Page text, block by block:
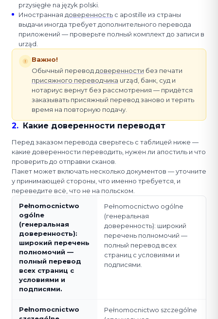
przysięgłe na język polski.
Иностранная доверенность с apostille из страны
выдачи иногда требует дополнительного перевода
приложений — проверьте полный комплект до записи в
urząd.
Важно!
Обычный переводдоверенности без печати
присяжного переводчика urząd, банк, суд и
нотариус вернут без рассмотрения — придётся
заказывать присяжный перевод заново и терять
время на повторную подачу.
2. Какие доверенности переводят
Перед заказом перевода сверьтесь с таблицей ниже —
какие доверенности переводить, нужен ли апостиль и что
проверить до отправки сканов.
Пакет может включать несколько документов — уточните
у принимающей стороны, что именно требуется, и
переведите всё, что не на польском.
Pełnomocnictwo
ogólne
(генеральная
доверенность):
широкий перечень
полномочий —
полный перевод
всех страниц с
условиями и
подписями.
Pełnomocnictwo ogólne
(генеральная
доверенность): широкий
перечень полномочий —
полный перевод всех
страниц с условиями и
подписями.
Pełnomocnictwo
Pełnomocnictwo szczególne